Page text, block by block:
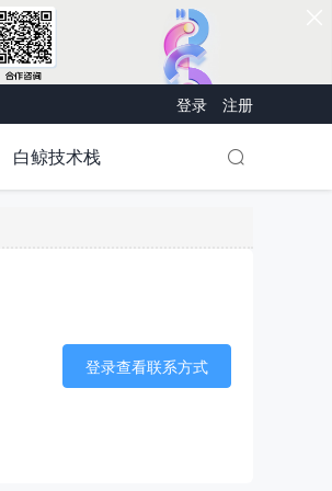
登录 注册
白鲸技术栈
登录查看联系方式